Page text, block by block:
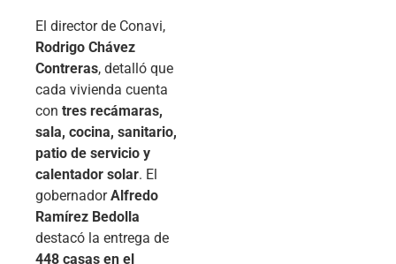
El director de Conavi,
Rodrigo Chávez
Contreras, detalló que
cada vivienda cuenta
con tres recámaras,
sala, cocina, sanitario,
patio de servicio y
calentador solar. El
gobernadorAlfredo
Ramírez Bedolla
destacó la entrega de
448 casas en el